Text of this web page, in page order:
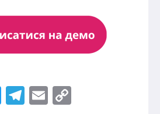
Twitter
Telegram
Email